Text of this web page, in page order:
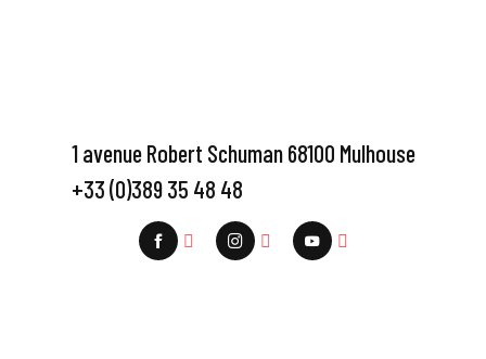
1 avenue Robert Schuman 68100 Mulhouse
+33 (0)389 35 48 48